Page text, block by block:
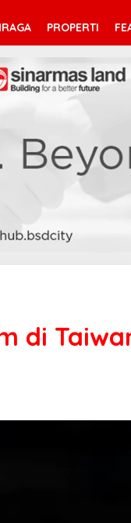
PROPERTI
di